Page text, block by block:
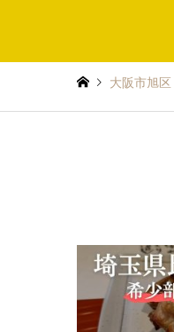
大阪市旭区